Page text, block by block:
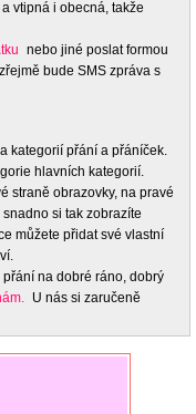
vtipná i obecná, takže
nebo jiné poslat formou
bude SMS zpráva s
kategorií přání a přáníček.
hlavních kategorií.
straně obrazovky, na pravé
snadno si tak zobrazíte
můžete přidat své vlastní
na dobré ráno, dobrý
U nás si zaručeně